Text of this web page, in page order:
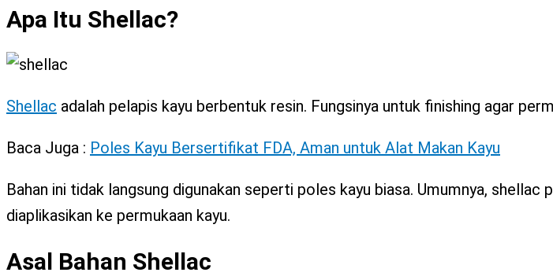
Apa Itu Shellac?
Shellac adalah pelapis kayu berbentuk resin. Fungsinya untuk finishing agar
Baca Juga : Poles Kayu Bersertifikat FDA, Aman untuk Alat Makan Kayu
Bahan ini tidak langsung digunakan seperti poles kayu biasa. Umumnya,
diaplikasikan ke permukaan kayu.
Asal Bahan Shellac